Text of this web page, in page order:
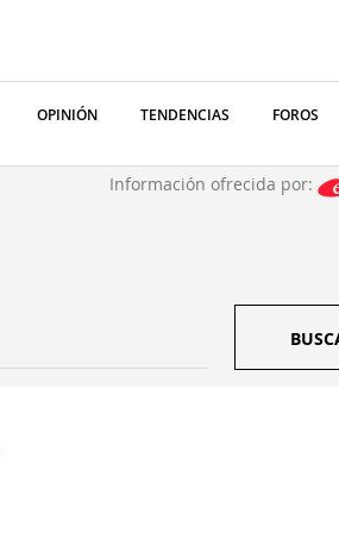
OPINIÓN TENDENCIAS FOROS
Información ofrecida por: